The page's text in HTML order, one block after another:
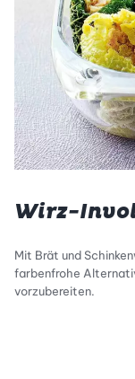
Wirz-
Mit Brät und
farbenfrohe
vorzubereiten.